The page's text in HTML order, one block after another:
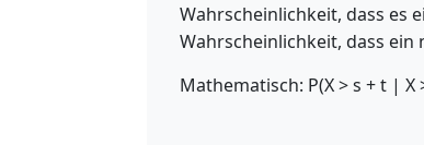
Wahrscheinlichkeit, dass es
Wahrscheinlichkeit, dass ein
Mathematisch: P(X > s + t | X